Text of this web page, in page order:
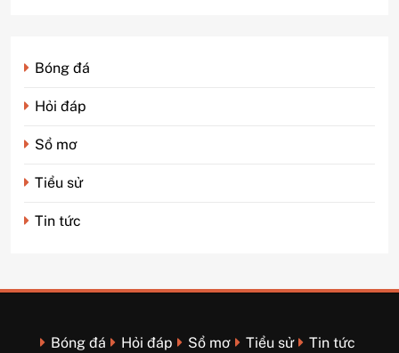
Bóng đá
Hỏi đáp
Sổ mơ
Tiểu sử
Tin tức
Bóng đá Hỏi đáp Sổ mơ Tiểu sử Tin tức